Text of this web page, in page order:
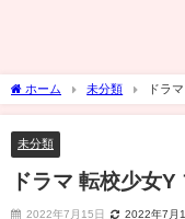
ホーム 未分類 ドラ
未分類
ドラマ 転校少女
2022年7月15日 2022年7月